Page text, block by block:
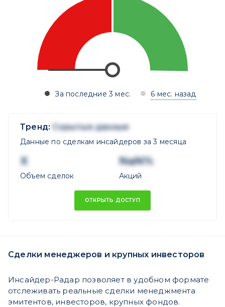
За последние 3 мес. 6 мес. назад
Тренд: Скрытые данные
Данные по сделкам инсайдеров за 3 месяца
X
Объем сделок
NaN%
Акций
ОТКРЫТЬ ДОСТУП
Сделки менеджеров и крупных инвесторов
Инсайдер-Радар позволяет в удобном формате
отслеживать реальные сделки менеджмента
эмитентов, инвесторов, крупных фондов.